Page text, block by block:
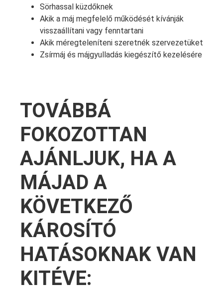
Sörhassal küzdőknek
Akik a máj megfelelő működését kívánják
visszaállítani vagy fenntartani
Akik méregteleníteni szeretnék szervezetüket
Zsírmáj és májgyulladás kiegészítő kezelésére
TOVÁBBÁ
FOKOZOTTAN
AJÁNLJUK, HA A
MÁJAD A
KÖVETKEZŐ
KÁROSÍTÓ
HATÁSOKNAK VAN
KITÉVE: